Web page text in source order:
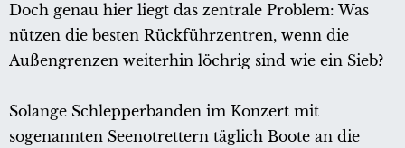
Doch genau hier liegt das zentrale Problem: Was
nützen die besten Rückführzentren, wenn die
Außengrenzen weiterhin löchrig sind wie ein Sieb?
Solange Schlepperbanden im Konzert mit
sogenannten Seenotrettern täglich Boote an die